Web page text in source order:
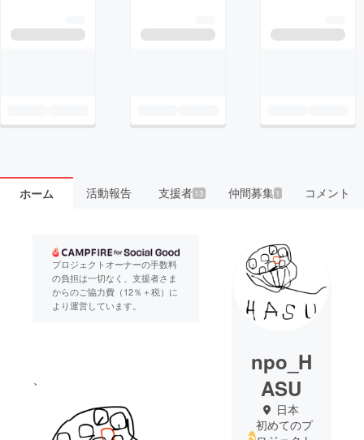
ホーム 活動報告 支援者 13 仲間募集 1 コメント
プロジェクトオーナーの手数料
の負担は一切なく、支援者さま
からのご協力費（12％＋税）に
より運営しています。
npo_H
ASU
日本
初めてのプ